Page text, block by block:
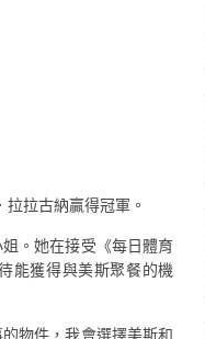
拉古納贏得冠軍。
。她在接受《每日體育
能獲得與美斯聚餐的機
物件，我會選擇美斯和